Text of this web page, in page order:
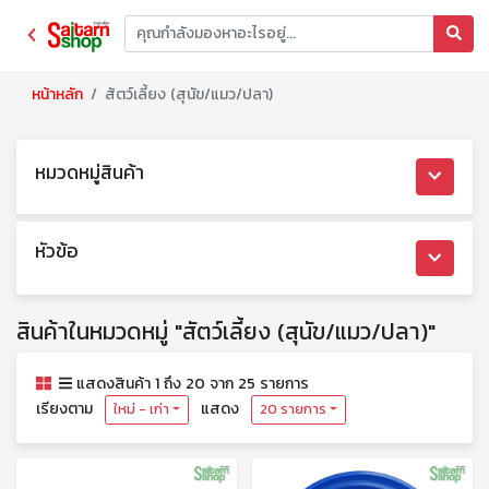
หน้าหลัก สัตว์เลี้ยง (สุนัข/แมว/ปลา)
หมวดหมู่สินค้า
หัวข้อ
สินค้าในหมวดหมู่ "สัตว์เลี้ยง (สุนัข/แมว/ปลา)"
แสดงสินค้า 1 ถึง 20 จาก 25 รายการ
เรียงตาม
ใหม่ - เก่า แสดง 20 รายการ